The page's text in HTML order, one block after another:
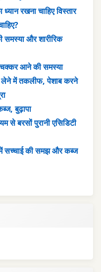
रखना चाहिए विस्तार
और शारीरिक
चक्कर आने की समस्या
में तकलीफ, पेशाब करने
बुढ़ापा
से बरसों पुरानी एसिडिटी
में सच्चाई की समझ और कब्ज